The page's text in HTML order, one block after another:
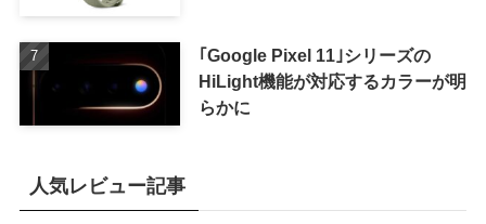
｢Google Pixel 11｣シリーズの
HiLight機能が対応するカラーが明
らかに
人気レビュー記事